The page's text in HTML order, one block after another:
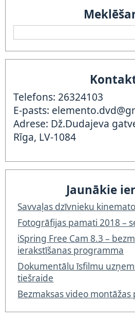
Telefons: 26324103
E-pasts:
Adrese: Dž.Dudajeva
Rīga, LV-1084
Jaunākie
Savvaļas dzīvnieku
Fotogrāfijas pamati 2018 –
iSpring Free Cam 8.3 –
ierakstīšanas programma
Dokumentālu īsfilmu
tiešraide
Bezmaksas video